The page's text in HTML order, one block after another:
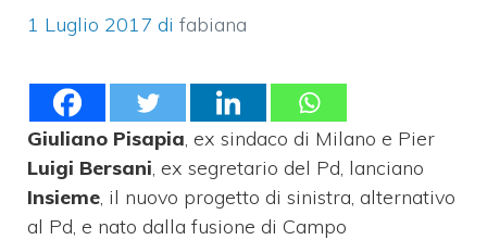
1 Luglio 2017 di fabiana
Giuliano Pisapia, ex sindaco di Milano e Pier
Luigi Bersani, ex segretario del Pd, lanciano
Insieme, il nuovo progetto di sinistra, alternativo
al Pd, e nato dalla fusione di Campo